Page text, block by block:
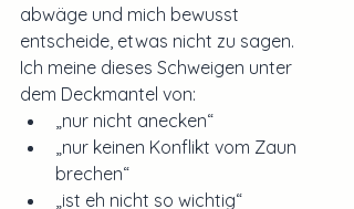
abwäge und mich bewusst
entscheide, etwas nicht zu sagen.
Ich meine dieses Schweigen unter
dem Deckmantel von:
„nur nicht anecken“
„nur keinen Konflikt vom Zaun
brechen“
„ist eh nicht so wichtig“